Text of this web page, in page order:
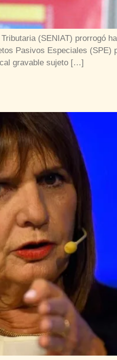
(SENIAT) prorrogó
Pasivos Especiales
gravable sujeto […]